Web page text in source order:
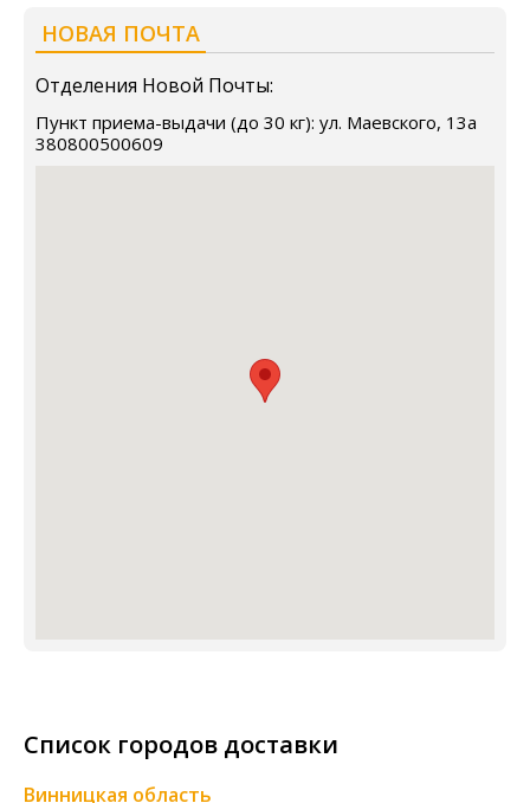
НОВАЯ ПОЧТА
Отделения Новой Почты:
Пункт приема-выдачи (до 30 кг): ул. Маевского, 13а
380800500609
Список городов доставки
Винницкая область